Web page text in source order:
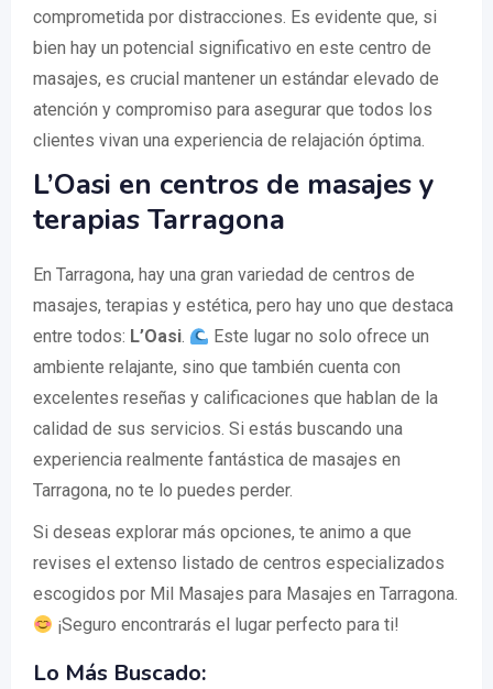
comprometida por distracciones. Es evidente que, si
bien hay un potencial significativo en este centro de
masajes, es crucial mantener un estándar elevado de
atención y compromiso para asegurar que todos los
clientes vivan una experiencia de relajación óptima.
L’Oasi en centros de masajes y
terapias Tarragona
En Tarragona, hay una gran variedad de centros de
masajes, terapias y estética, pero hay uno que destaca
entre todos: L’Oasi.
Este lugar no solo ofrece un
ambiente relajante, sino que también cuenta con
excelentes reseñas y calificaciones que hablan de la
calidad de sus servicios. Si estás buscando una
experiencia realmente fantástica de masajes en
Tarragona, no te lo puedes perder.
Si deseas explorar más opciones, te animo a que
revises el extenso listado de centros especializados
escogidos por Mil Masajes para Masajes en Tarragona.
¡Seguro encontrarás el lugar perfecto para ti!
Lo Más Buscado: